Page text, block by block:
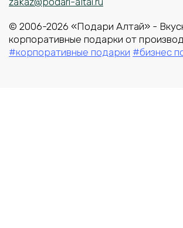
© 2006-2026 «Подари Алтай» -
корпоративные подарки от
#корпоративные подарки #бизнес